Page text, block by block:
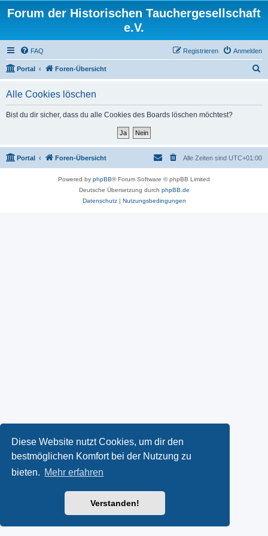
Diese Website nutzt Cookies, um dir den
bestmöglichen Komfort bei der Nutzung zu
bieten. Mehr erfahren
Verstanden!
Forum der Historischen Tauchergesellschaft
e.V.
FAQ Anmelden
Registrieren
Portal Foren-Übersicht
Alle Cookies löschen
Bist du dir sicher, dass du alle Cookies des Boards löschen möchtest?
Portal Foren-Übersicht Alle Zeiten sind UTC+01:00
Powered by phpBB® Forum Software © phpBB Limited
Deutsche Übersetzung durch phpBB.de
Datenschutz| Nutzungsbedingungen